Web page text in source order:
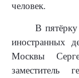
человек.
В
иностранных
Москвы
заместитель